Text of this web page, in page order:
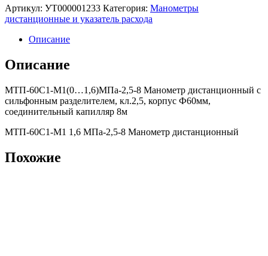
Артикул: УТ000001233 Категория: Манометры
дистанционные и указатель расхода
Описание
Описание
МТП-60С1-М1(0…1,6)МПа-2,5-8 Манометр дистанционный с
сильфонным разделителем, кл.2,5, корпус Ф60мм,
соединительный капилляр 8м
МТП-60С1-М1 1,6 МПа-2,5-8 Манометр дистанционный
Похожие